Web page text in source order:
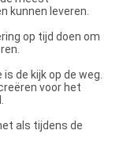
kunnen leveren.
op tijd doen om
de kijk op de weg.
voor het
als tijdens de